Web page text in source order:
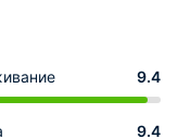
9.4
9.4